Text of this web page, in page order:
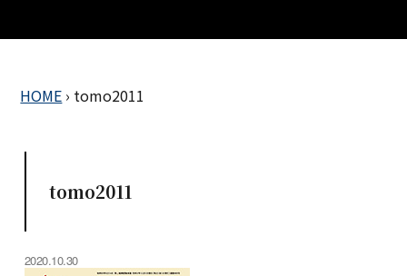
HOME › tomo2011
tomo2011
2020.10.30